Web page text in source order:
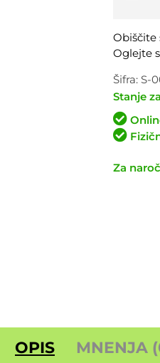
SIGMA
STS
količina
Obiščite
Oglejte
Šifra: S-
Stanje
Za
OPIS MNENJA